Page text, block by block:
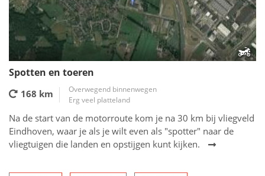
Spotten en toeren
168 km
Overwegend binnenwegen
Erg veel platteland
Na de start van de motorroute kom je na 30 km bij vliegveld
Eindhoven, waar je als je wilt even als "spotter" naar de
vliegtuigen die landen en opstijgen kunt kijken.